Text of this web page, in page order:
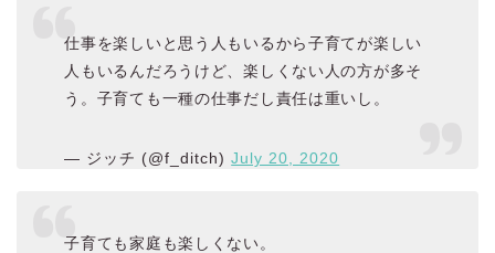
仕事を楽しいと思う人もいるから子育てが楽しい
人もいるんだろうけど、楽しくない人の方が多そ
う。子育ても一種の仕事だし責任は重いし。
— ジッチ (@f_ditch)July 20, 2020
子育ても家庭も楽しくない。